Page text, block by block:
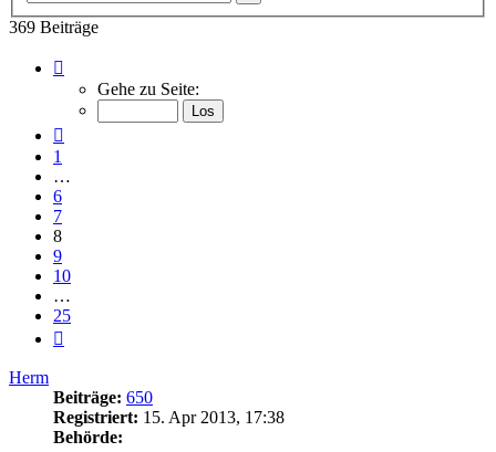
369 Beiträge
von
Gehe zu Seite:
1
…
6
7
8
9
10
…
25
Herm
Beiträge: 650
Registriert: 15. Apr 2013, 17:38
Behörde: